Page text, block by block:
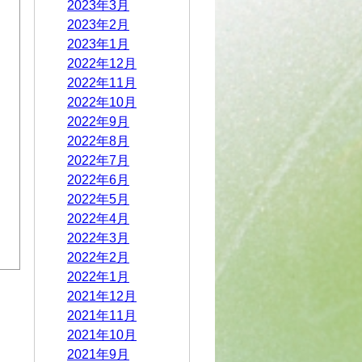
2023年3月
2023年2月
2023年1月
2022年12月
2022年11月
2022年10月
2022年9月
2022年8月
2022年7月
2022年6月
2022年5月
2022年4月
2022年3月
2022年2月
2022年1月
2021年12月
2021年11月
2021年10月
2021年9月